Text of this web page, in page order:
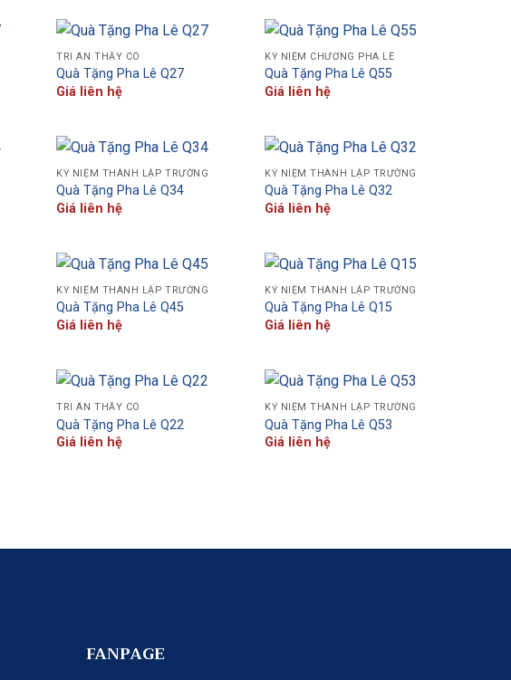
TRI ÂN THẦY CÔ
Quà Tặng Pha Lê Q27
Giá liên hệ
KỶ NIỆM CHƯƠNG PHA LÊ
Quà Tặng Pha Lê Q55
Giá liên hệ
KỶ NIỆM THÀNH LẬP TRƯỜNG
Quà Tặng Pha Lê Q34
Giá liên hệ
KỶ NIỆM THÀNH LẬP TRƯỜNG
Quà Tặng Pha Lê Q32
Giá liên hệ
KỶ NIỆM THÀNH LẬP TRƯỜNG
Quà Tặng Pha Lê Q45
Giá liên hệ
KỶ NIỆM THÀNH LẬP TRƯỜNG
Quà Tặng Pha Lê Q15
Giá liên hệ
TRI ÂN THẦY CÔ
Quà Tặng Pha Lê Q22
Giá liên hệ
KỶ NIỆM THÀNH LẬP TRƯỜNG
Quà Tặng Pha Lê Q53
Giá liên hệ
FANPAGE